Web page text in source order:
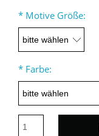
* Motive Größe:
* Farbe: